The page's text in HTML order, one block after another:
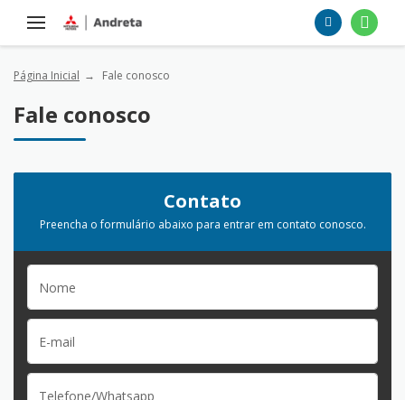
Página Inicial Fale conosco
Fale conosco
Contato
Preencha o formulário abaixo para entrar em contato conosco.